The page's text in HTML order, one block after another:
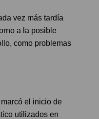
vez más tardía
a la posible
como problemas
el inicio de
utilizados en